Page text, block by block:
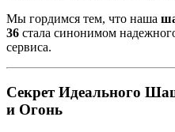
Мы гордимся тем, что наша
36 стала синонимом
сервиса.
Секрет Идеального
и Огонь